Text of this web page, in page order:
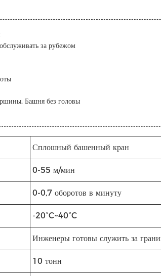
за рубежом
Башня без головы
Сплошный башенный кран
0-55 м/мин
0-0,7 оборотов в минуту
-20°C~40°C
Инженеры готовы служить за
10 тонн